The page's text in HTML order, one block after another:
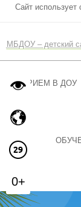
Сайт использует
МБДОУ – детский
ПРИЕМ В ДОУ
0+